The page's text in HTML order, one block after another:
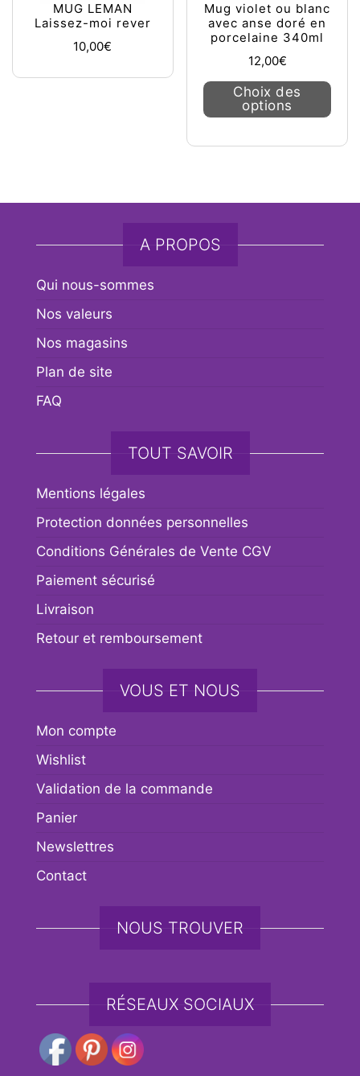
MUG LEMAN
Laissez-moi rever
10,00€
Mug violet ou blanc
avec anse doré en
porcelaine 340ml
12,00€
Choix des
options
A PROPOS
Qui nous-sommes
Nos valeurs
Nos magasins
Plan de site
FAQ
TOUT SAVOIR
Mentions légales
Protection données personnelles
Conditions Générales de Vente CGV
Paiement sécurisé
Livraison
Retour et remboursement
VOUS ET NOUS
Mon compte
Wishlist
Validation de la commande
Panier
Newslettres
Contact
NOUS TROUVER
RÉSEAUX SOCIAUX